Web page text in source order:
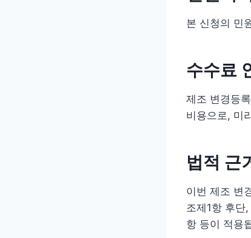
본 신청의 민
수수료
제조 변경등
비용으로, 미
법적 근
이번 제조 변
조제1항 후단
항 등이 적용